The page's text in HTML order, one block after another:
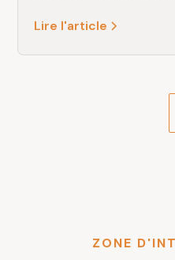
travaux les plus
des projets d’isolation
Lire l'article
ZONE